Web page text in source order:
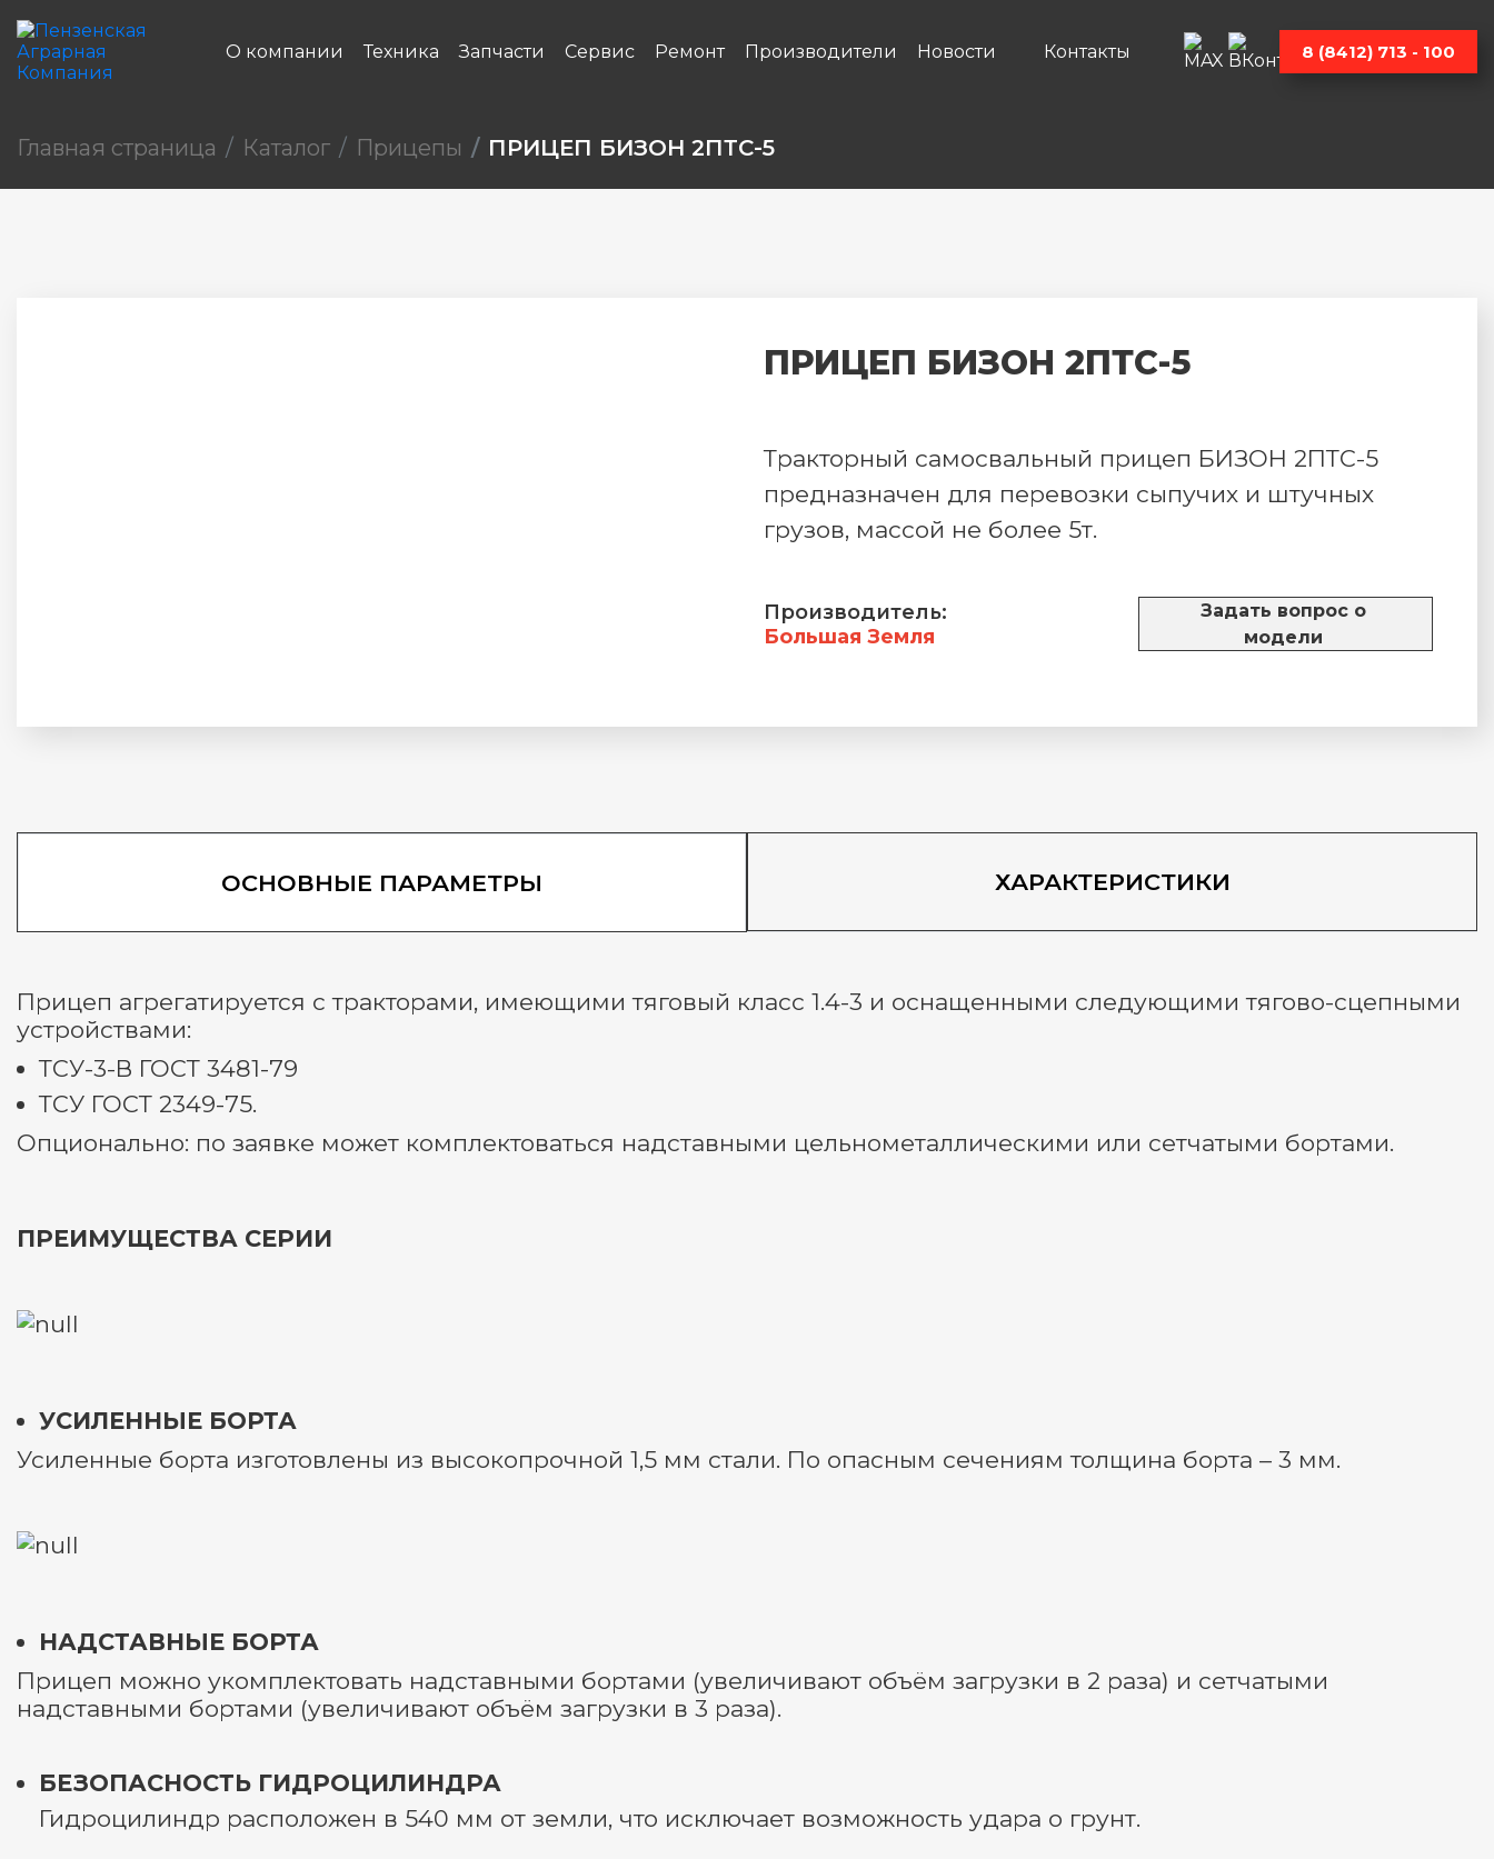
О компании Техника Запчасти Сервис Ремонт Производители Новости Контакты 8 (8412) 713 - 100
Главная страница Каталог Прицепы ПРИЦЕП БИЗОН 2ПТС-5
ПРИЦЕП БИЗОН 2ПТС-5
Тракторный самосвальный прицеп БИЗОН 2ПТС-5
предназначен для перевозки сыпучих и штучных
грузов, массой не более 5т.
Производитель:
Большая Земля
Задать вопрос о
модели
ОСНОВНЫЕ ПАРАМЕТРЫ ХАРАКТЕРИСТИКИ
Прицеп агрегатируется с тракторами, имеющими тяговый класс 1.4-3 и оснащенными следующими тягово-сцепными
устройствами:
ТСУ-3-В ГОСТ 3481-79
ТСУ ГОСТ 2349-75.
Опционально: по заявке может комплектоваться надставными цельнометаллическими или сетчатыми бортами.
ПРЕИМУЩЕСТВА СЕРИИ
УСИЛЕННЫЕ БОРТА
Усиленные борта изготовлены из высокопрочной 1,5 мм стали. По опасным сечениям толщина борта – 3 мм.
НАДСТАВНЫЕ БОРТА
Прицеп можно укомплектовать надставными бортами (увеличивают объём загрузки в 2 раза) и сетчатыми
надставными бортами (увеличивают объём загрузки в 3 раза).
БЕЗОПАСНОСТЬ ГИДРОЦИЛИНДРА
Гидроцилиндр расположен в 540 мм от земли, что исключает возможность удара о грунт.